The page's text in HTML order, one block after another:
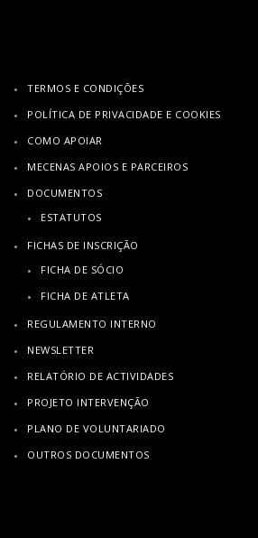
TERMOS E CONDIÇÕES
POLÍTICA DE PRIVACIDADE E COOKIES
COMO APOIAR
MECENAS APOIOS E PARCEIROS
DOCUMENTOS
ESTATUTOS
FICHAS DE INSCRIÇÃO
FICHA DE SÓCIO
FICHA DE ATLETA
REGULAMENTO INTERNO
NEWSLETTER
RELATÓRIO DE ACTIVIDADES
PROJETO INTERVENÇÃO
PLANO DE VOLUNTARIADO
OUTROS DOCUMENTOS